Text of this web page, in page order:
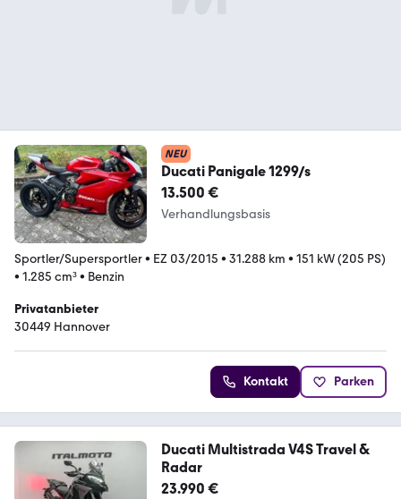
NEU
Ducati Panigale 1299/s
13.500 €
Verhandlungsbasis
Sportler/Supersportler• EZ 03/2015 • 31.288 km • 151 kW (205 PS)
• 1.285 cm³• Benzin
Privatanbieter
30449 Hannover
Kontakt Parken
Ducati Multistrada V4S Travel &
Radar
23.990 €